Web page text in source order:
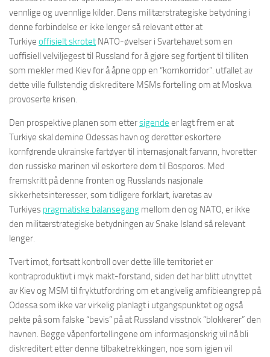
vennlige og uvennlige kilder. Dens militærstrategiske betydning i
denne forbindelse er ikke lenger så relevant etter at
Turkiye offisielt skrotet NATO-øvelser i Svartehavet som en
uoffisiell velviljegest til Russland for å gjøre seg fortjent til tilliten
som mekler med Kiev for å åpne opp en “kornkorridor”. utfallet av
dette ville fullstendig diskreditere MSMs fortelling om at Moskva
provoserte krisen.
Den prospektive planen som ettersigende er lagt frem er at
Turkiye skal demine Odessas havn og deretter eskortere
kornførende ukrainske fartøyer til internasjonalt farvann, hvoretter
den russiske marinen vil eskortere dem til Bosporos. Med
fremskritt på denne fronten og Russlands nasjonale
sikkerhetsinteresser, som tidligere forklart, ivaretas av
Turkiyes pragmatiske balansegang mellom den og NATO, er ikke
den militærstrategiske betydningen av Snake Island så relevant
lenger.
Tvert imot, fortsatt kontroll over dette lille territoriet er
kontraproduktivt i myk makt-forstand, siden det har blitt utnyttet
av Kiev og MSM til fryktutfordring om et angivelig amfibieangrep på
Odessa som ikke var virkelig planlagt i utgangspunktet og også
pekte på som falske “bevis” på at Russland visstnok “blokkerer” den
havnen. Begge våpenfortellingene om informasjonskrig vil nå bli
diskreditert etter denne tilbaketrekkingen, noe som igjen vil